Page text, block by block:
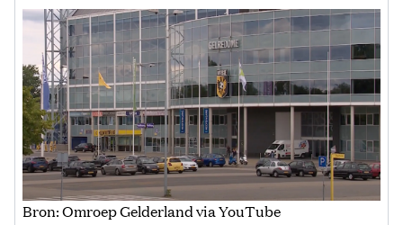
Bron: Omroep Gelderland via YouTube